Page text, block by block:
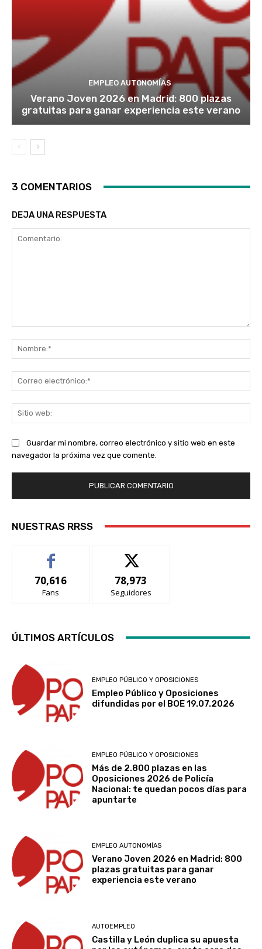
EMPLEO AUTONOMÍAS
Verano Joven 2026 en Madrid: 800 plazas
gratuitas para ganar experiencia este verano
3 COMENTARIOS
DEJA UNA RESPUESTA
Guardar mi nombre, correo electrónico y sitio web en este
navegador la próxima vez que comente.
NUESTRAS RRSS
70,616
Fans
78,973
Seguidores
ÚLTIMOS ARTÍCULOS
EMPLEO PÚBLICO Y OPOSICIONES
Empleo Público y Oposiciones
difundidas por el BOE 19.07.2026
EMPLEO PÚBLICO Y OPOSICIONES
Más de 2.800 plazas en las
Oposiciones 2026 de Policía
Nacional: te quedan pocos días para
apuntarte
EMPLEO AUTONOMÍAS
Verano Joven 2026 en Madrid: 800
plazas gratuitas para ganar
experiencia este verano
AUTOEMPLEO
Castilla y León duplica su apuesta